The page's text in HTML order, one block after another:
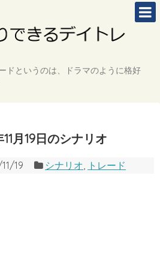
ドというのは、ドラマのように格好
月19日のシナリオ
19 シナリオ トレード